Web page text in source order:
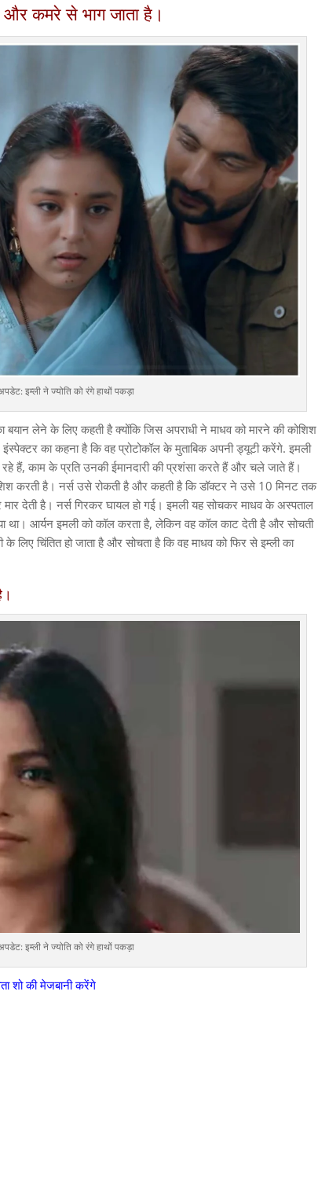
और कमरे से भाग जाता है।
इम्ली ने ज्योति को रंगे हाथों पकड़ा
लेने के लिए कहती है क्योंकि जिस अपराधी ने माधव को मारने की कोशिश
का कहना है कि वह प्रोटोकॉल के मुताबिक अपनी ड्यूटी करेंगे. इमली
हैं, काम के प्रति उनकी ईमानदारी की प्रशंसा करते हैं और चले जाते हैं।
करती है। नर्स उसे रोकती है और कहती है कि डॉक्टर ने उसे 10 मिनट तक
मार देती है। नर्स गिरकर घायल हो गई। इमली यह सोचकर माधव के अस्पताल
आर्यन इमली को कॉल करता है, लेकिन वह कॉल काट देती है और सोचती
चिंतित हो जाता है और सोचता है कि वह माधव को फिर से इम्ली का
इम्ली ने ज्योति को रंगे हाथों पकड़ा
शो की मेजबानी करेंगे